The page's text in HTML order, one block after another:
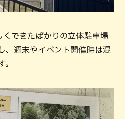
できたばかりの立体駐車場
、週末やイベント開催時は混
。